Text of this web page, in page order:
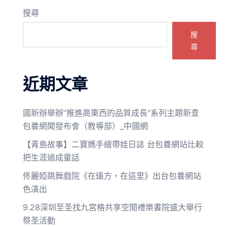
搜尋
搜
尋
近期文章
國新辦舉辦“推進高東西的品質成長”系列主題新查
包養網聞發布會（教導部）_中國網
【青島故事】二寶媽手繪帶娃日誌 台包養網站比較
把生涯過成童話
佟麗婭跳舞戲院《在遠方，在這里》出台包養網站
色演出
9.28深圳至圣找九宮格共享空間禮樂書院盛大舉行
祭圣活動